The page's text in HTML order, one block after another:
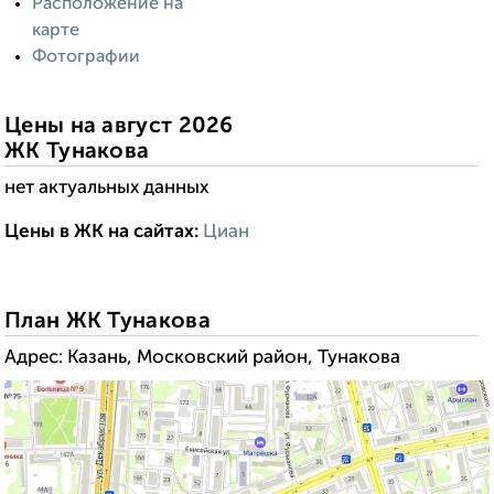
Расположение на
карте
Фотографии
Цены на август 2026
ЖК Тунакова
нет актуальных данных
Цены в ЖК на сайтах: Циан
План ЖК Тунакова
Адрес: Казань, Московский район, Тунакова